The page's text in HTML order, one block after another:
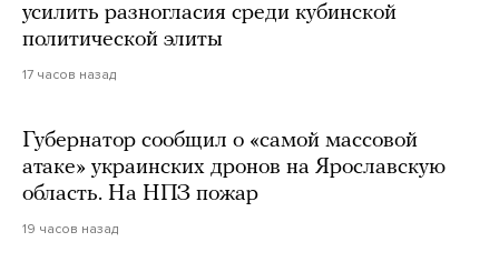
усилить разногласия среди кубинской
политической элиты
17 часов назад
Губернатор сообщил о «самой массовой
атаке» украинских дронов на Ярославскую
область. На НПЗ пожар
19 часов назад